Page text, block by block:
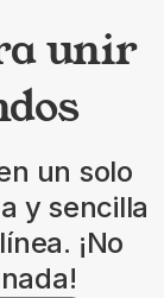
unir
un solo
y sencilla
¡No